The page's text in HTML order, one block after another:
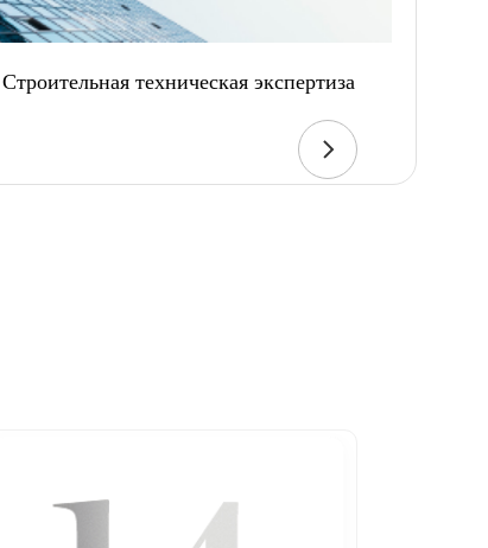
Строительная техническая экспертиза